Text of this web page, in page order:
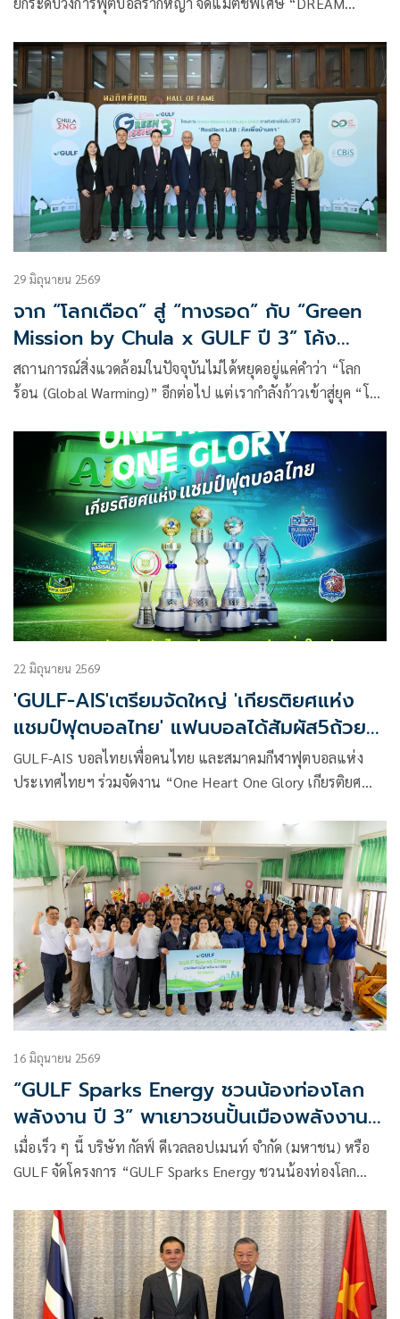
ปรากฏการณ์ให้วงการฟุตบอลอีกครั้งด้วยการนำทัพรวมดาราอิน
ฟลูเอ็นเซอร์ชื่อดังมาฟาดแข้งในฟุตบอลนัดพิเศษกับ สโมสร
ชัยนาท ฮอร์นบิล , องค์การบริหารส่วนจังหวัดชัยนาท และ
โรงเรียนองค์การบริหารส่วนจังหวัดชัยนาท เพื่อสร้างแรงบันดาล
ใจให้เยาวชนและร่วมปลุกกระแสฟุตบอลท้องถิ่นให้กลับมาคึกคัก
29 มิถุนายน 2569
จาก “โลกเดือด” สู่ “ทางรอด” กับ “Green
Mission by Chula x GULF ปี 3” โค้ง
สุดท้าย! ชวนน้อง ๆ เยาวชนเปลี่ยนไอเดียเป็น
นวัตกรรม ชิงทุนกว่า 1 แสนบาท สมัครถึง 3
สถานการณ์สิ่งแวดล้อมในปัจจุบันไม่ได้หยุดอยู่แค่คำว่า “โลก
ร้อน (Global Warming)” อีกต่อไป แต่เรากำลังก้าวเข้าสู่ยุค “โลก
สุดขั้วที่เกิดขึ้นทั่วทุกภูมิภาคของประเทศไทย
22 มิถุนายน 2569
'GULF-AIS'เตรียมจัดใหญ่ 'เกียรติยศแห่ง
แชมป์ฟุตบอลไทย' แฟนบอลได้สัมผัส5ถ้วย
แชมป์
GULF-AIS บอลไทยเพื่อคนไทย และสมาคมกีฬาฟุตบอลแห่ง
ประเทศไทยฯ ร่วมจัดงาน “One Heart One Glory เกียรติยศ
ฟุตบอลไทย พร้อมเปิดโอกาสให้แฟนบอลได้ร่วมภาคภูมิใจและ
สัมผัสถ้วยแชมป์ฟุตบอลไทยทั้ง 5 รายการ ประจำฤดูกาล
2568/69 อย่างใกล้ชิด ที่ AIS SIAM สยามสแควร์ ซอย 7 ระหว่าง
วันที่ 26-28 มิถุนายน 2569
16 มิถุนายน 2569
“GULF Sparks Energy ชวนน้องท่องโลก
พลังงาน ปี 3” พาเยาวชนปั้นเมืองพลังงาน
เติมความรู้เรื่องแหล่งผลิตไฟฟ้าใกล้ตัว
เมื่อเร็ว ๆ นี้ บริษัท กัลฟ์ ดีเวลลอปเมนท์ จำกัด (มหาชน) หรือ
GULF จัดโครงการ “GULF Sparks Energy ชวนน้องท่องโลก
เรื่องที่มาของพลังงาน ขั้นตอนการผลิตไฟฟ้า ประเภทเชื้อเพลิง
และการประหยัดพลังงาน ให้แก่เยาวชนใน 3 จังหวัด จำนวนรวม
กว่า 600 คน ประกอบด้วย นักเรียนโรงเรียนเวียงแก่นวิทยาคม
และโรงเรียนเชียงของวิทยาคม